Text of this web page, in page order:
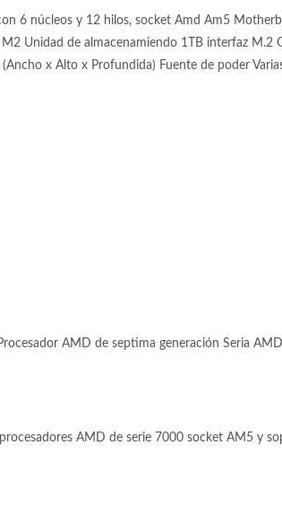
6 núcleos y 12 hilos, socket Amd Am5
Unidad de almacenamiendo 1TB interfaz M.2
x Alto x Profundida) Fuente de poder
AMD de septima generación Seria
AMD de serie 7000 socket AM5 y